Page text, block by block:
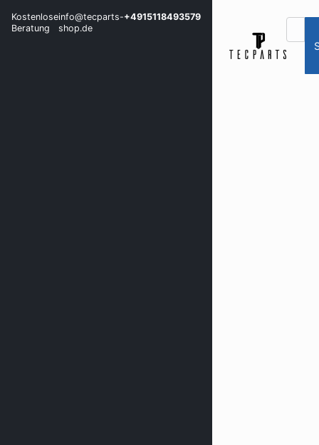
Kostenlose
Beratung
info@tecparts-
shop.de
+4915118493579